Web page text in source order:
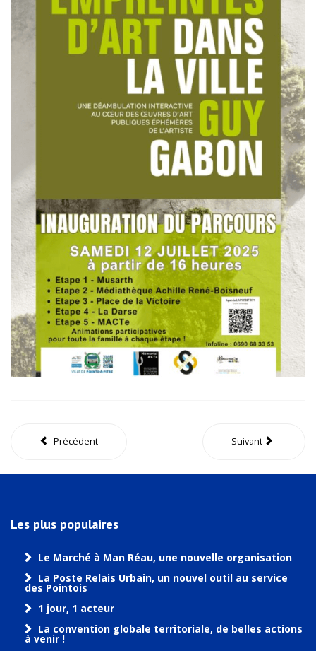
Précédent Suivant
Les plus populaires
Le Marché à Man Réau, une nouvelle organisation
La Poste Relais Urbain, un nouvel outil au service
des Pointois
1 jour, 1 acteur
La convention globale territoriale, de belles actions
à venir !